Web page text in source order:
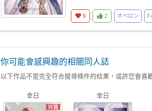
9 2 オベロン
你可能會感興趣的相關同人誌
以下作品不是完全符合搜尋條件的結果，或許您會喜
幸日 幸日